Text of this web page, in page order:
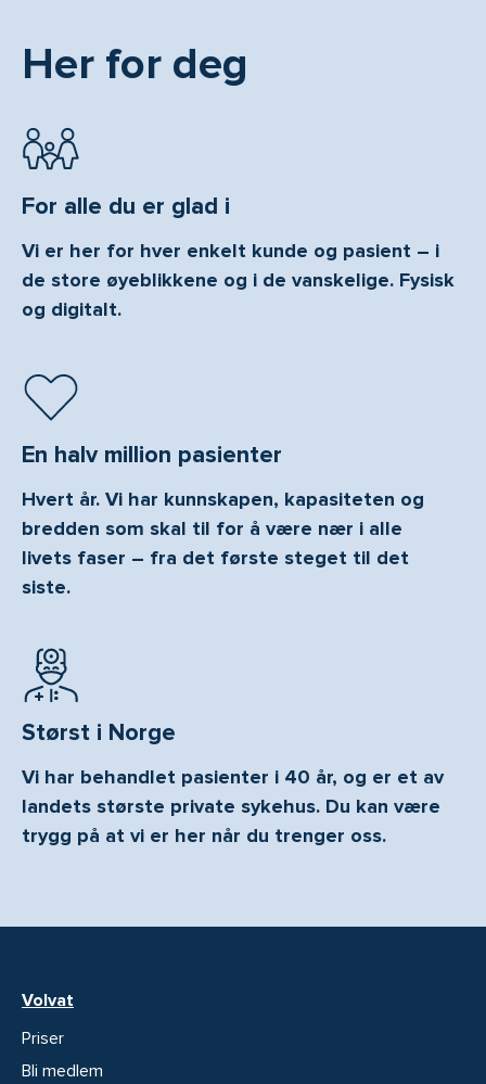
Her for deg
For alle du er glad i
Vi er her for hver enkelt kunde og pasient – i
de store øyeblikkene og i de vanskelige. Fysisk
og digitalt.
En halv million pasienter
Hvert år. Vi har kunnskapen, kapasiteten og
bredden som skal til for å være nær i alle
livets faser – fra det første steget til det
siste.
Størst i Norge
Vi har behandlet pasienter i 40 år, og er et av
landets største private sykehus. Du kan være
trygg på at vi er her når du trenger oss.
Volvat
Priser
Bli medlem